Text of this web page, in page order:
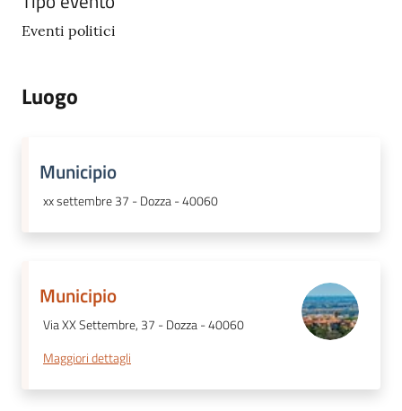
Eventi politici
Luogo
Municipio
xx settembre 37 - Dozza - 40060
Municipio
Via XX Settembre, 37 - Dozza - 40060
Maggiori dettagli